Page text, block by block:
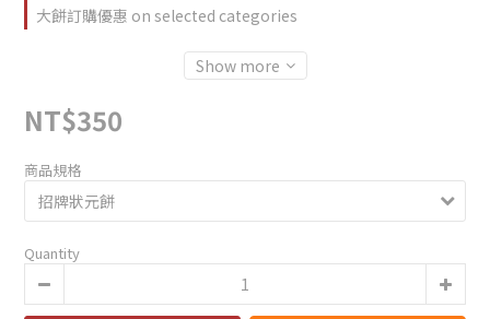
大餅訂購優惠 on selected categories
Show more
NT$350
商品規格
Quantity